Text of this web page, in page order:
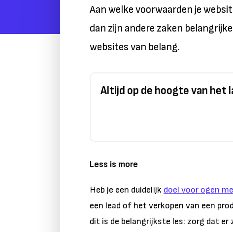
Aan welke voorwaarden je
dan zijn andere zaken
websites van belang.
Altijd op de hoogte van het
Less is more
Heb je een duidelijk doel voor ogen
een lead of het verkopen van een
dit is de belangrijkste les: zorg dat er